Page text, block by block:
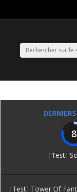
8
[Test]
[Test] Tower Of